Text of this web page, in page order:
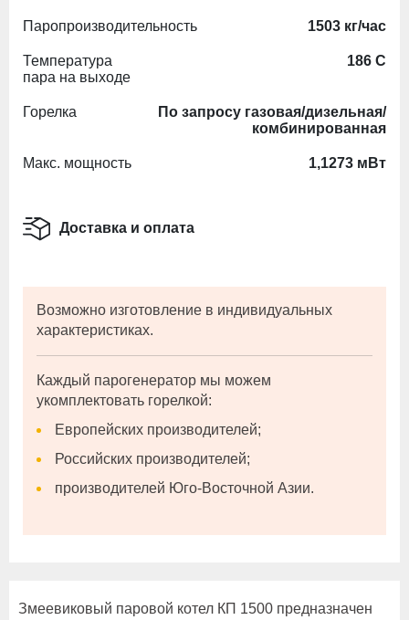
Паропроизводительность 1503 кг/час
Температура
пара на выходе
186 С
Горелка
По запросу газовая/дизельная/
комбинированная
Макс. мощность 1,1273 мВт
Доставка и оплата
Возможно изготовление в индивидуальных
характеристиках.
Каждый парогенератор мы можем
укомплектовать горелкой:
Европейских производителей;
Российских производителей;
производителей Юго-Восточной Азии.
Змеевиковый паровой котел КП 1500 предназначен